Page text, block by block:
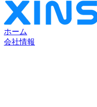
ホーム
会社情報